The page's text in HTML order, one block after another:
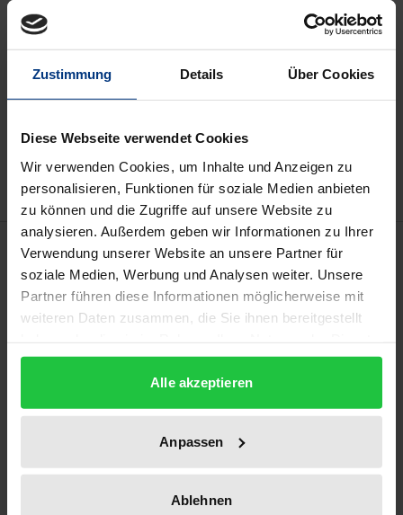
Zustimmung Details Über Cookies
Diese Webseite verwendet Cookies
Wir verwenden Cookies, um Inhalte und Anzeigen zu
personalisieren, Funktionen für soziale Medien anbieten
zu können und die Zugriffe auf unsere Website zu
analysieren. Außerdem geben wir Informationen zu Ihrer
Verwendung unserer Website an unsere Partner für
soziale Medien, Werbung und Analysen weiter. Unsere
Partner führen diese Informationen möglicherweise mit
weiteren Daten zusammen, die Sie ihnen bereitgestellt
gesammelt haben.
Alle akzeptieren
Anpassen
Ablehnen
Preisangaben inkl. MwSt. Abhängig von der Lieferadresse
kann die MwSt. an der Kasse variieren.
In den Warenkorb
Zur Wunschliste hinzufügen
Beschreibung
Weichen Politikjournalistinnen und -journalisten von
ihrer Rolle als objektive Beobachtende auf Twitter
demokratietheoretisch relevanten Frage mittels
Ergebnisse basieren auf einer quantitativen
Inhaltsanalyse und werden durch
Leitfadeninterviews mit Politikjournalistinnen und -